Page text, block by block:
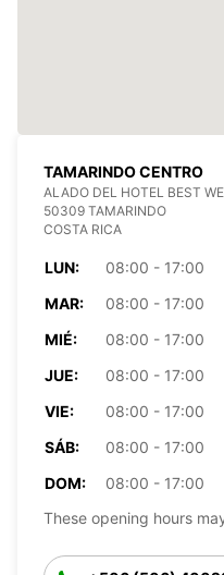
TAMARINDO CENTRO
ALADO DEL HOTEL BEST
50309 TAMARINDO
COSTA RICA
LUN:
08:00 - 17:00
MAR:
08:00 - 17:00
MIÉ:
08:00 - 17:00
JUE:
08:00 - 17:00
VIE:
08:00 - 17:00
SÁB:
08:00 - 17:00
DOM:
08:00 - 17:00
These opening hours